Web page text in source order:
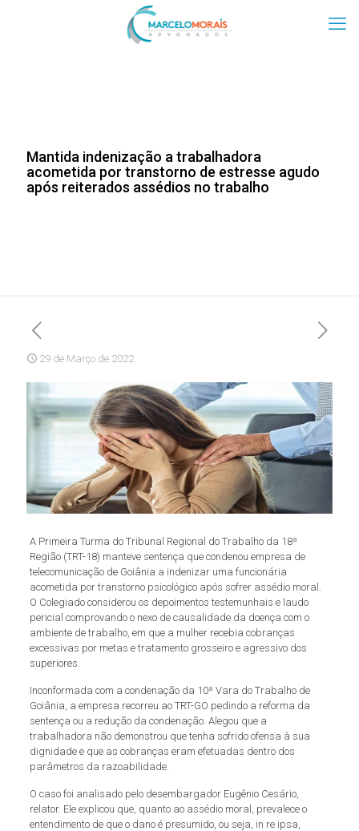
Mantida indenização a trabalhadora
acometida por transtorno de estresse agudo
após reiterados assédios no trabalho
29 de Março de 2022
A Primeira Turma do Tribunal Regional do Trabalho da 18ª
Região (TRT-18) manteve sentença que condenou empresa de
telecomunicação de Goiânia a indenizar uma funcionária
acometida por transtorno psicológico após sofrer assédio moral.
O Colegiado considerou os depoimentos testemunhais e laudo
pericial comprovando o nexo de causalidade da doença com o
ambiente de trabalho, em que a mulher recebia cobranças
excessivas por metas e tratamento grosseiro e agressivo dos
superiores.
Inconformada com a condenação da 10ª Vara do Trabalho de
Goiânia, a empresa recorreu ao TRT-GO pedindo a reforma da
sentença ou a redução da condenação. Alegou que a
trabalhadora não demonstrou que tenha sofrido ofensa à sua
dignidade e que as cobranças eram efetuadas dentro dos
parâmetros da razoabilidade.
O caso foi analisado pelo desembargador Eugênio Cesário,
relator. Ele explicou que, quanto ao assédio moral, prevalece o
entendimento de que o dano é presumido, ou seja, in re ipsa,